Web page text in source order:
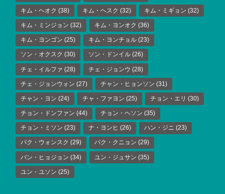
キム・ヘオク (38) キム・ヘスク (32) キム・ミギョン (32)
キム・ミンジョン (32) キム・ヨンオク (36)
キム・ヨンゴン (25) キム・ヨンチョル (23)
ソン・オクスク (30) ソン・ドンイル (26)
チェ・イルファ (28) チェ・ジョンウ (28)
チェ・ジョンウォン (27) チャン・ヒョンソン (31)
チャン・ヨン (24) チャ・ファヨン (25) チョン・エリ (30)
チョン・ドンファン (44) チョン・ヘソン (35)
チョン・ミソン (23) ナ・ヨンヒ (26) ハン・ジニ (23)
パク・ウォンスク (29) パク・クニョン (29)
パン・ヒョジョン (34) ユン・ジュサン (35)
ユン・ユソン (25)